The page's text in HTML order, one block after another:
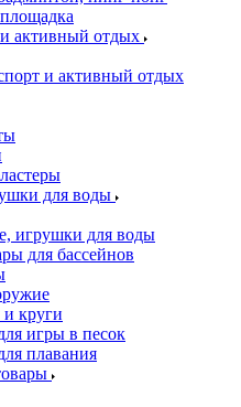
активный отдых
и активный отдых
для воды
игрушки для воды
для бассейнов
круги
игры в песок
плавания